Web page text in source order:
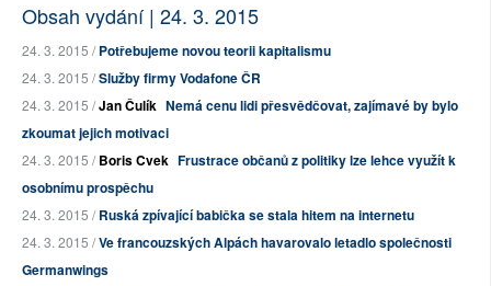
Obsah vydání | 24. 3. 2015
24. 3. 2015 /Potřebujeme novou teorii kapitalismu
24. 3. 2015 /Služby firmy Vodafone ČR
24. 3. 2015 /Jan Čulík Nemá cenu lidi přesvědčovat, zajímavé by bylo
zkoumat jejich motivaci
24. 3. 2015 /Boris Cvek Frustrace občanů z politiky lze lehce využít k
osobnímu prospěchu
24. 3. 2015 /Ruská zpívající babička se stala hitem na internetu
24. 3. 2015 /Ve francouzských Alpách havarovalo letadlo společnosti
Germanwings